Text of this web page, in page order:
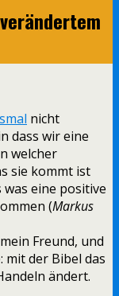
nicht
dass wir eine
welcher
sie kommt ist
was eine positive
(Markus
Freund, und
der Bibel das
ändert.